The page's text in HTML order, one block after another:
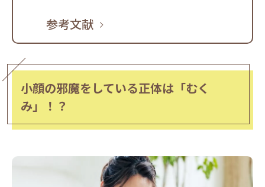
参考文献
小顔の邪魔をしている正体は「むく
み」！？